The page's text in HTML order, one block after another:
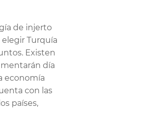
de injerto
Turquía
Existen
día
economía
con las
países,